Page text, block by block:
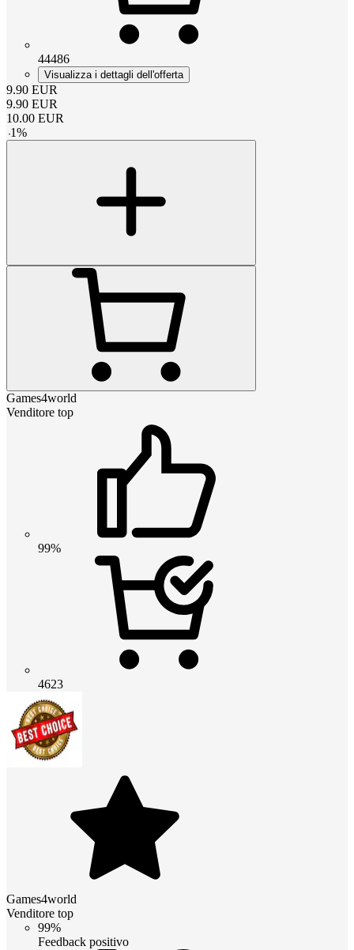
44486
Visualizza i dettagli dell'offerta
9.90 EUR
9.90 EUR
10.00 EUR
-1%
Games4world
Venditore top
99%
4623
Games4world
Venditore top
99%
Feedback positivo